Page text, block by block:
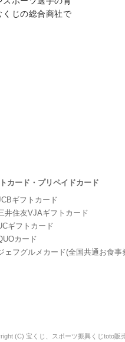
じの総合商社で
カード・プリペイドカード
ギフトカード
井住友VJAギフトカード
ギフトカード
カード
ェフグルメカード(全国共通お食事
(C) 宝くじ、スポーツ振興くじtoto販